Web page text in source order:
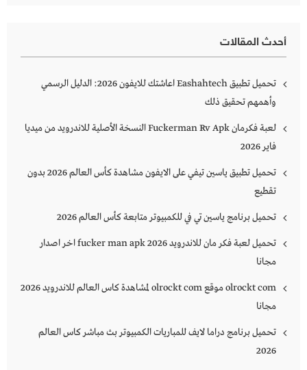
أحدث المقالات
تحميل تطبيق Eashahtech اعاشتك للايفون 2026: الدليل الرسمي
وأهمهم تحقيق ذلك
لعبة فكرمان Fuckerman Rv Apk النسخة الأصلية للاندرويد من ميديا
فاير 2026
تحميل تطبيق ياسين تيفي على الايفون مشاهدة كأس العالم 2026 بدون
تقطيع
تحميل برنامج ياسين تي في للكمبيوتر متابعة كأس العالم 2026
تحميل لعبة فكر مان للاندرويد 2026 fucker man apk اخر اصدار
مجانا
olrockt com موقع olrockt com لمشاهدة كاس العالم للاندرويد 2026
مجانا
تحميل برنامج دراما لايف للمباريات الكمبيوتر بث مباشر كاس العالم
2026